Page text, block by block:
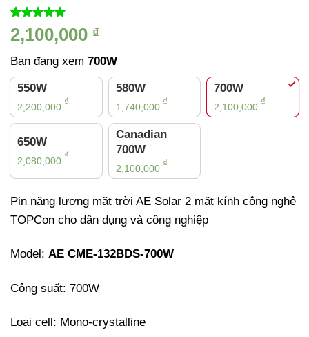
5.00trên 5
dựa trên
1
2,100,000 ₫
Bạn đang xem 700W
550W
2,200,000
₫
580W
1,740,000
₫
700W
2,100,000
₫
650W
2,080,000
₫
Canadian
700W
2,100,000
₫
Pin năng lượng mặt trời AE Solar 2 mặt kính công nghệ
TOPCon cho dân dụng và công nghiệp
Model: AE CME-132BDS-700W
Công suất: 700W
Loại cell: Mono-crystalline